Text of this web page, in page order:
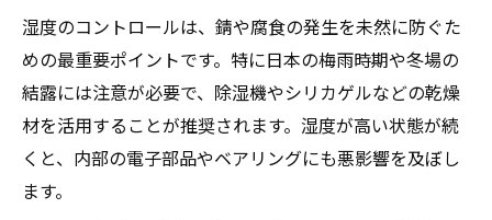
湿度のコントロールは、錆や腐食の発生を未然に防ぐた
めの最重要ポイントです。特に日本の梅雨時期や冬場の
結露には注意が必要で、除湿機やシリカゲルなどの乾燥
材を活用することが推奨されます。湿度が高い状態が続
くと、内部の電子部品やベアリングにも悪影響を及ぼし
ます。